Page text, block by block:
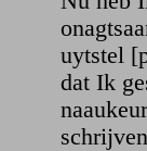
uytstel
dat Ik